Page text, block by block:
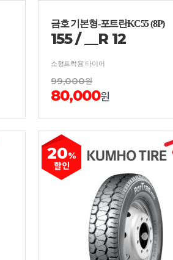
금호 기본형-포트란KC55 (8P)
155/__R 12
소형트럭용 타이어
99,000원
80,000원
20%
할인